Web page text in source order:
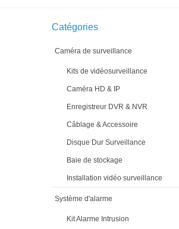
Catégories
Caméra de surveillance
Kits de vidéosurveillance
Caméra HD & IP
Enregistreur DVR & NVR
Câblage & Accessoire
Disque Dur Surveillance
Baie de stockage
Installation vidéo surveillance
Système d'alarme
Kit Alarme Intrusion